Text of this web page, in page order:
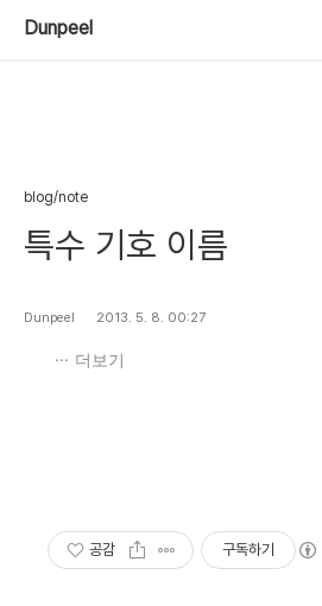
Dunpeel
blog/note
특수 기호 이름
Dunpeel 2013. 5. 8. 00:27
더보기
공감 구독하기